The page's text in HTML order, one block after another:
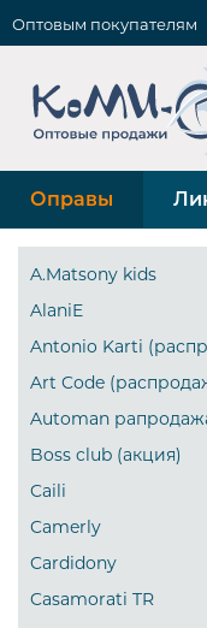
Оптовым покупателям
Оправы
A.Matsony kids
AlaniE
Antonio Karti
Art Code
Automan
Boss club (акция)
Caili
Camerly
Cardidony
Casamorati TR